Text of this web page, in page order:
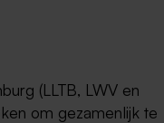
(LLTB, LWV en
om gezamenlijk te